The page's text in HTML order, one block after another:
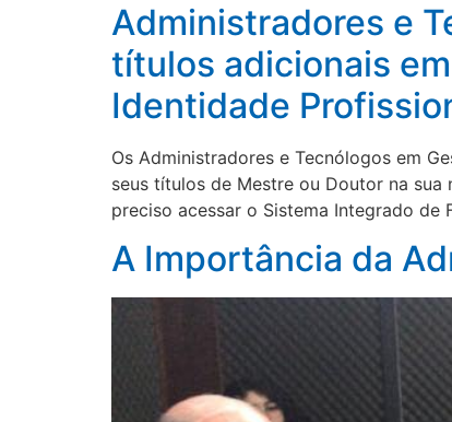
Administradores e
títulos adicionais
Identidade
Os Administradores e Tecnólogos em
seus títulos de Mestre ou Doutor na
preciso acessar o Sistema Integrado
A Importância da